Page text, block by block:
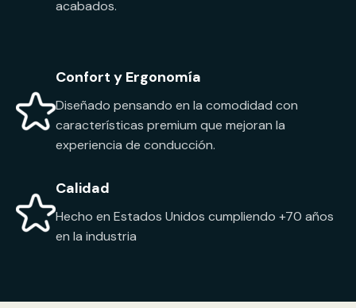
acabados.
Confort y Ergonomía
Diseñado pensando en la comodidad con
características premium que mejoran la
experiencia de conducción.
Calidad
Hecho en Estados Unidos cumpliendo +70 años
en la industria